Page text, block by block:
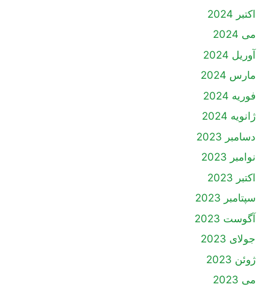
اکتبر 2024
می 2024
آوریل 2024
مارس 2024
فوریه 2024
ژانویه 2024
دسامبر 2023
نوامبر 2023
اکتبر 2023
سپتامبر 2023
آگوست 2023
جولای 2023
ژوئن 2023
می 2023